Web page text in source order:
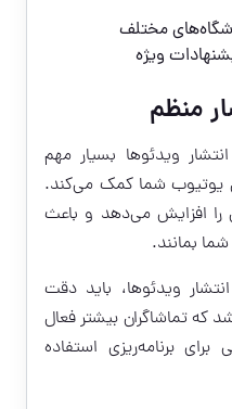
مختلف
ویژه
منظم
ویدئوها بسیار مهم
یوتیوب شما کمک می‌کند.
را افزایش می‌دهد و باعث
بمانند.
ویدئوها، باید دقت
که تماشاگران بیشتر فعال
برنامه‌ریزی استفاده